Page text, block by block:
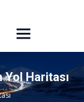
Yol Haritası